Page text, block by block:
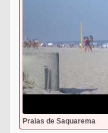
Praias de Saquarema